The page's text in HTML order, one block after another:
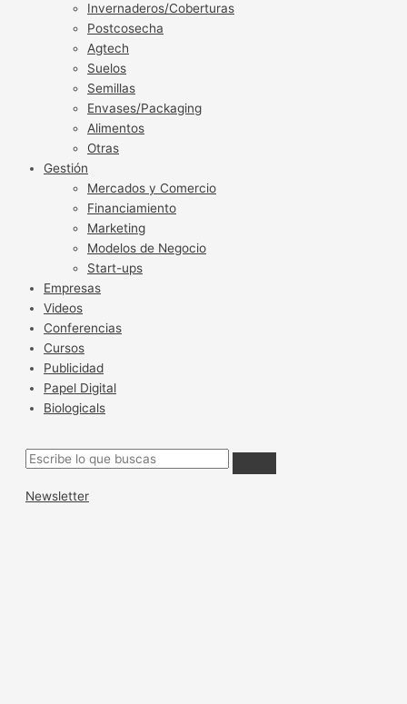
Invernaderos/Coberturas
Postcosecha
Agtech
Suelos
Semillas
Envases/Packaging
Alimentos
Otras
Gestión
Mercados y Comercio
Financiamiento
Marketing
Modelos de Negocio
Start-ups
Empresas
Videos
Conferencias
Cursos
Publicidad
Papel Digital
Biologicals
Newsletter